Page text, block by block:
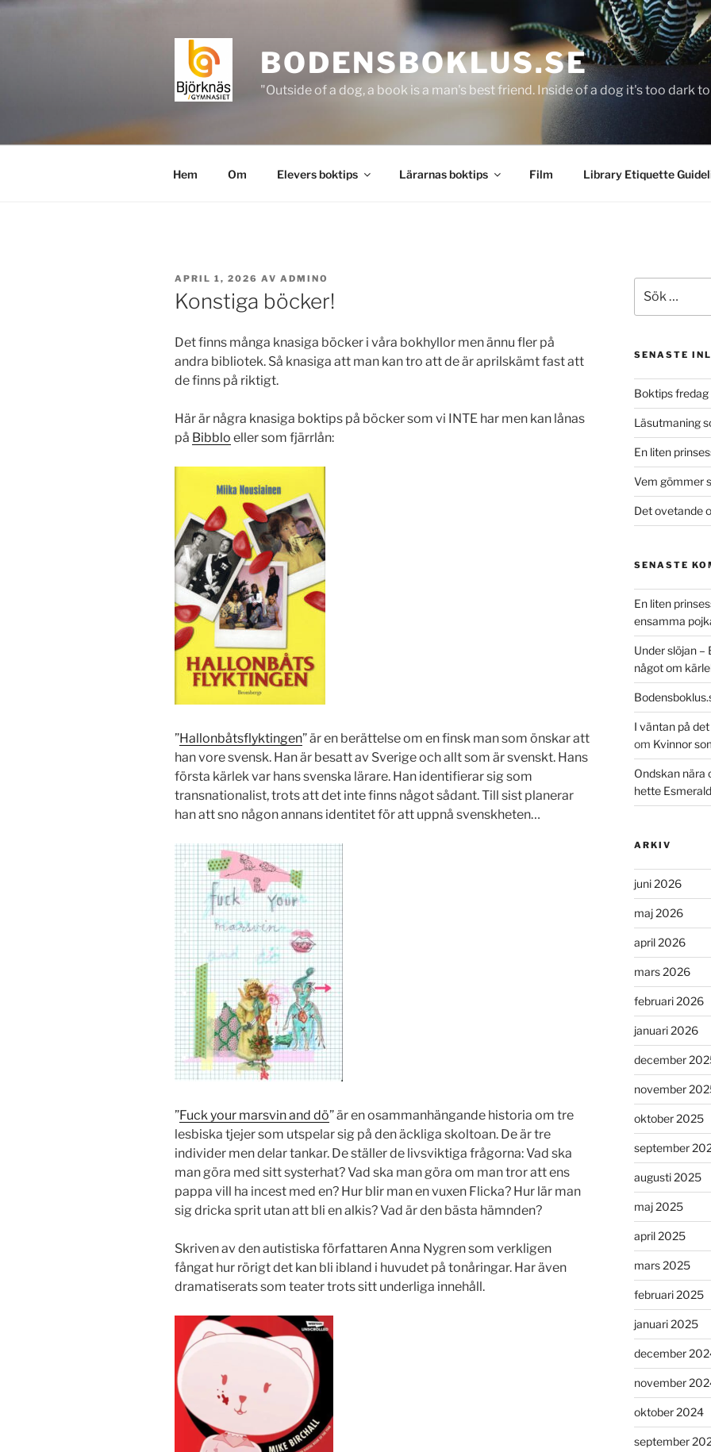
Hoppa
BODENSBOKLUS.SE
"Outside of a dog, a book is a man's best friend. Inside of a dog it's too dark
Hem Om Elevers boktips Lärarnas boktips Film Library Etiquette
PUBLICERAT
APRIL 1, 2026 AV ADMINO
Konstiga böcker!
Det finns många knasiga böcker i våra bokhyllor men ännu fler på
andra bibliotek. Så knasiga att man kan tro att de är aprilskämt fast att
de finns på riktigt.
Här är några knasiga boktips på böcker som vi INTE har men kan lånas
på Bibblo eller som fjärrlån:
”Hallonbåtsflyktingen” är en berättelse om en finsk man som önskar att
han vore svensk. Han är besatt av Sverige och allt som är svenskt. Hans
första kärlek var hans svenska lärare. Han identifierar sig som
transnationalist, trots att det inte finns något sådant. Till sist planerar
han att sno någon annans identitet för att uppnå svenskheten…
”Fuck your marsvin and dö” är en osammanhängande historia om tre
lesbiska tjejer som utspelar sig på den äckliga skoltoan. De är tre
individer men delar tankar. De ställer de livsviktiga frågorna: Vad ska
man göra med sitt systerhat? Vad ska man göra om man tror att ens
pappa vill ha incest med en? Hur blir man en vuxen Flicka? Hur lär man
sig dricka sprit utan att bli en alkis? Vad är den bästa hämnden?
Skriven av den autistiska författaren Anna Nygren som verkligen
fångat hur rörigt det kan bli ibland i huvudet på tonåringar. Har även
dramatiserats som teater trots sitt underliga innehåll.
efter:
SENASTE
Boktips fredag
Läsutmaning
En liten
Vem gömmer
Det ovetande
SENASTE
En liten
ensamma
Under slöjan –
något om
I väntan på
om Kvinnor
Ondskan nära
hette
ARKIV
juni 2026
maj 2026
april 2026
mars 2026
februari 2026
januari 2026
december
november
oktober 2025
september
augusti 2025
maj 2025
april 2025
mars 2025
februari 2025
januari 2025
december
november
oktober 2024
september